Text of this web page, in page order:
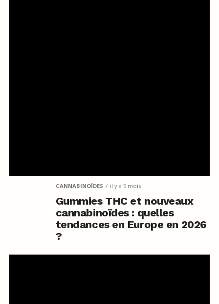
CANNABINOÏDES il y a 5 mois
Gummies THC et nouveaux
cannabinoïdes : quelles
tendances en Europe en 2026
?